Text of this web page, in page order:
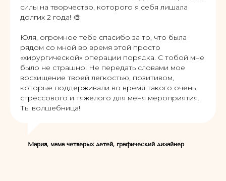
силы на творчество, которого я себя лишала
долгих 2 года! 🎨
Юля, огромное тебе спасибо за то, что была
рядом со мной во время этой просто
«хирургической» операции порядка. С тобой мне
было не страшно! Не передать словами мое
восхищение твоей легкостью, позитивом,
которые поддерживали во время такого очень
стрессового и тяжелого для меня мероприятия.
Ты волшебница!
Мария, мама четверых детей, графический дизайнер